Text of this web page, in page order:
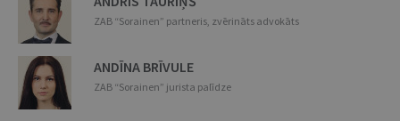
ZAB “Sorainen” partneris, zvērināts advokāts
ANDĪNA BRĪVULE
ZAB “Sorainen” jurista palīdze